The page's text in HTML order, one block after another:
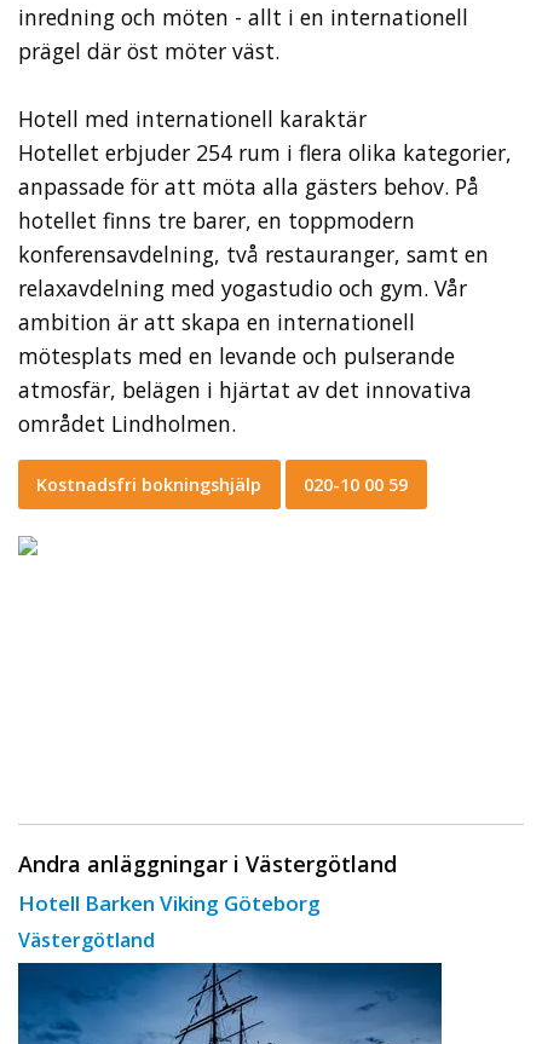
inredning och möten - allt i en internationell
prägel där öst möter väst.
Hotell med internationell karaktär
Hotellet erbjuder 254 rum i flera olika kategorier,
anpassade för att möta alla gästers behov. På
hotellet finns tre barer, en toppmodern
konferensavdelning, två restauranger, samt en
relaxavdelning med yogastudio och gym. Vår
ambition är att skapa en internationell
mötesplats med en levande och pulserande
atmosfär, belägen i hjärtat av det innovativa
området Lindholmen.
Kostnadsfri bokningshjälp 020-10 00 59
Andra anläggningar i Västergötland
Hotell Barken Viking Göteborg
Västergötland